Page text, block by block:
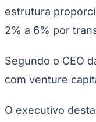
estrutura
2% a 6% por
Segundo o CEO
com venture
O executivo